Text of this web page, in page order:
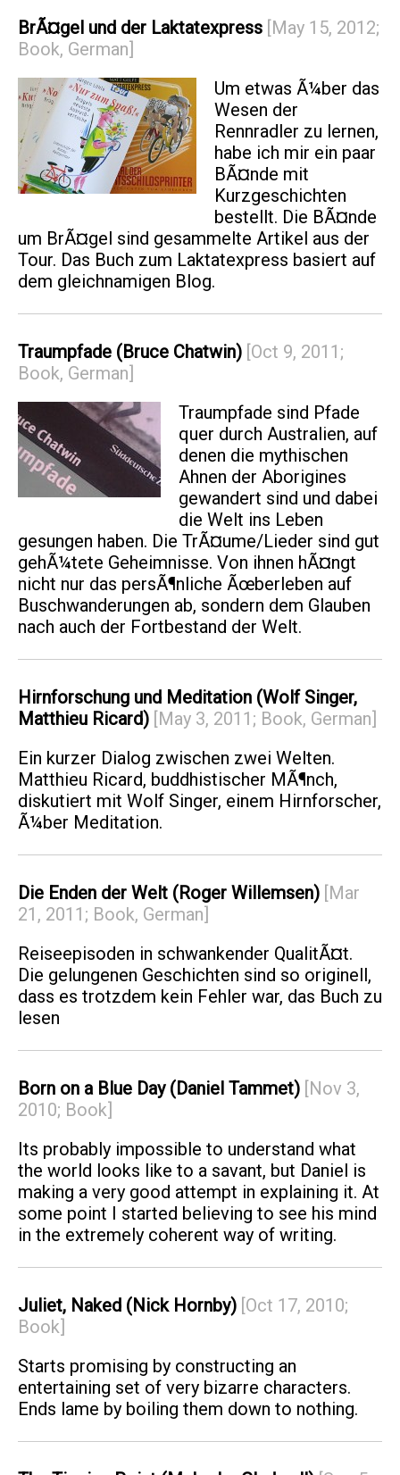
BrÃ¤gel und der Laktatexpress [May 15, 2012;
Book, German]
Um etwas Ã¼ber das
Wesen der
Rennradler zu lernen,
habe ich mir ein paar
BÃ¤nde mit
Kurzgeschichten
bestellt. Die BÃ¤nde
um BrÃ¤gel sind gesammelte Artikel aus der
Tour. Das Buch zum Laktatexpress basiert auf
dem gleichnamigen Blog.
Traumpfade (Bruce Chatwin) [Oct 9, 2011;
Book, German]
Traumpfade sind Pfade
quer durch Australien, auf
denen die mythischen
Ahnen der Aborigines
gewandert sind und dabei
die Welt ins Leben
gesungen haben. Die TrÃ¤ume/Lieder sind gut
gehÃ¼tete Geheimnisse. Von ihnen hÃ¤ngt
nicht nur das persÃ¶nliche Ãœberleben auf
Buschwanderungen ab, sondern dem Glauben
nach auch der Fortbestand der Welt.
Hirnforschung und Meditation (Wolf Singer,
Matthieu Ricard) [May 3, 2011; Book, German]
Ein kurzer Dialog zwischen zwei Welten.
Matthieu Ricard, buddhistischer MÃ¶nch,
diskutiert mit Wolf Singer, einem Hirnforscher,
Ã¼ber Meditation.
Die Enden der Welt (Roger Willemsen) [Mar
21, 2011; Book, German]
Reiseepisoden in schwankender QualitÃ¤t.
Die gelungenen Geschichten sind so originell,
dass es trotzdem kein Fehler war, das Buch zu
lesen
Born on a Blue Day (Daniel Tammet) [Nov 3,
2010; Book]
Its probably impossible to understand what
the world looks like to a savant, but Daniel is
making a very good attempt in explaining it. At
some point I started believing to see his mind
in the extremely coherent way of writing.
Juliet, Naked (Nick Hornby) [Oct 17, 2010;
Book]
Starts promising by constructing an
entertaining set of very bizarre characters.
Ends lame by boiling them down to nothing.